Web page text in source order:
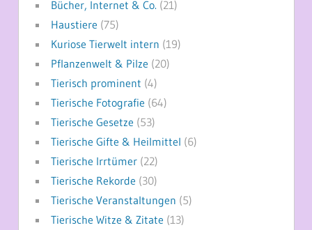
Bücher, Internet & Co. (21)
Haustiere (75)
Kuriose Tierwelt intern (19)
Pflanzenwelt & Pilze (20)
Tierisch prominent (4)
Tierische Fotografie (64)
Tierische Gesetze (53)
Tierische Gifte & Heilmittel (6)
Tierische Irrtümer(22)
Tierische Rekorde (30)
Tierische Veranstaltungen (5)
Tierische Witze & Zitate (13)